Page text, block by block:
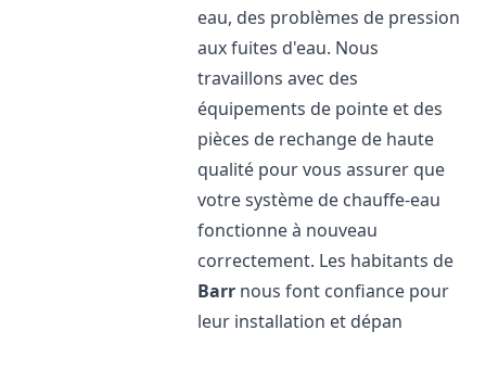
eau, des problèmes de pression
aux fuites d'eau. Nous
travaillons avec des
équipements de pointe et des
pièces de rechange de haute
qualité pour vous assurer que
votre système de chauffe-eau
fonctionne à nouveau
correctement. Les habitants de
Barr nous font confiance pour
leur installation et dépan